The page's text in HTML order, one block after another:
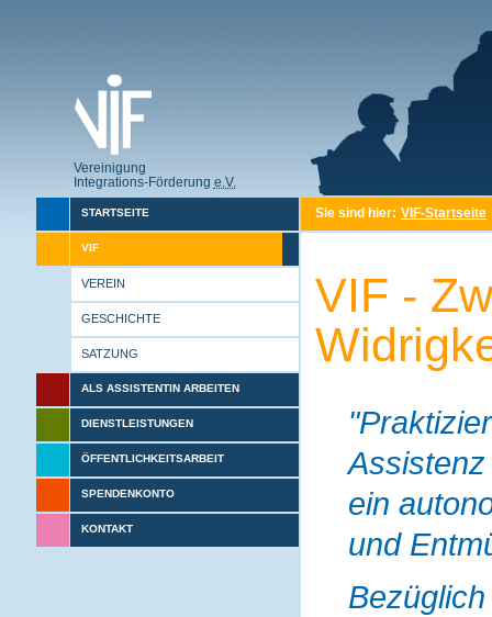
Vereinigung
Integrations-Förderung e.V.
STARTSEITE
VIF
VEREIN
GESCHICHTE
SATZUNG
ALS ASSISTENTIN ARBEITEN
DIENSTLEISTUNGEN
ÖFFENTLICHKEITSARBEIT
SPENDENKONTO
KONTAKT
Sie sind hier: VIF-Startseite
VIF -
ein
und